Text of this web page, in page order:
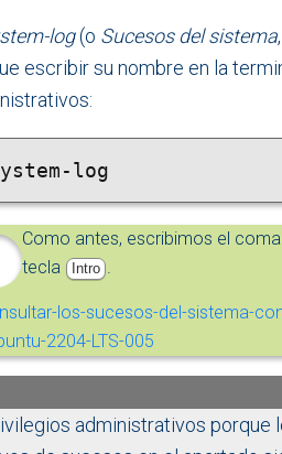
log(o Sucesos del sistema
escribir su nombre en la
log
Como antes, escribimos el
tecla
Intro .
administrativos porque